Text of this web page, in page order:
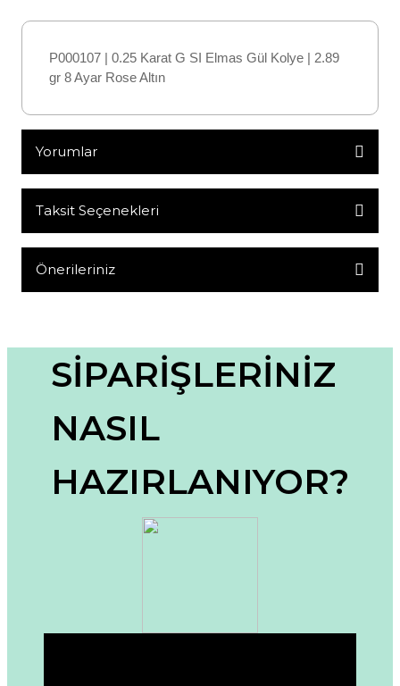
P000107 | 0.25 Karat G SI Elmas Gül Kolye | 2.89
gr 8 Ayar Rose Altın
Yorumlar
Bu ürüne ilk yorumu siz yapın!
Taksit Seçenekleri
Önerileriniz
Görüş ve önerileriniz için teşekkür ederiz.
Ürün resmi kalitesiz, bozuk veya görüntülenemiyor.
Ürün açıklamasında eksik bilgiler bulunuyor.
Ürün fiyatı diğer sitelerden daha pahalı.
Bu ürüne benzer farklı alternatifler olmalı.
SİPARİŞLERİNİZ
NASIL
HAZIRLANIYOR?